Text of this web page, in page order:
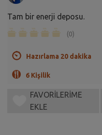
Tam bir enerji deposu.
(0)
Hazırlama 20 dakika
6 Kişilik
FAVORİLERİME
EKLE